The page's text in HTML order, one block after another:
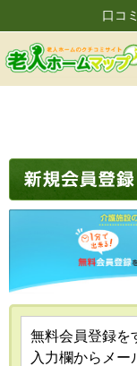
口コ
無料会員登録を
入力欄からメー